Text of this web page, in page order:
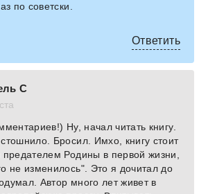
по советски.
Ответить
С
Ну, начал читать книгу.
Бросил. Имхо, книгу стоит
Родины в первой жизни,
не изменилось". Это я дочитал до
Автор много лет живет в